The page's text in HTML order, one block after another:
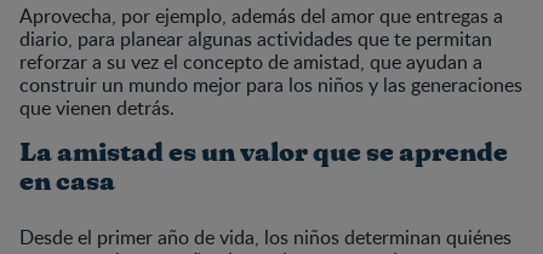
Aprovecha, por ejemplo, además del amor que entregas a
diario, para planear algunas actividades que te permitan
reforzar a su vez el concepto de amistad, que ayudan a
construir un mundo mejor para los niños y las generaciones
que vienen detrás.
La amistad es un valor que se aprende
en casa
Desde el primer año de vida, los niños determinan quiénes